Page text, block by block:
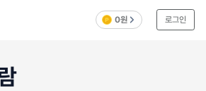
0원 로그인